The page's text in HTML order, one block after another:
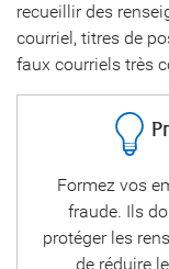
recueillir des
courriel, titres de
faux courriels très
Formez vos
fraude. Ils
protéger les
de réduire